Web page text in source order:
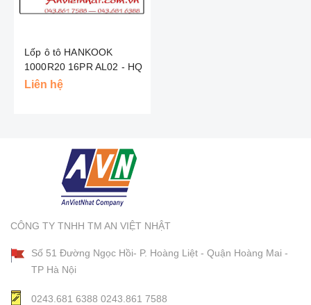
Lốp ô tô HANKOOK
1000R20 16PR AL02 - HQ
Liên hệ
CÔNG TY TNHH TM AN VIỆT NHẬT
Số 51 Đường Ngọc Hồi- P. Hoàng Liệt - Quận Hoàng Mai -
TP Hà Nội
0243.681 6388 0243.861 7588